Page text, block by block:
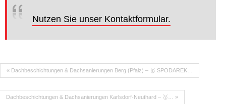
Nutzen Sie unser Kontaktformular.
« Dachbeschichtungen & Dachsanierungen Berg (Pfalz) – 🥇 SPODAREK…
Dachbeschichtungen & Dachsanierungen Karlsdorf-Neuthard – 🥇… »